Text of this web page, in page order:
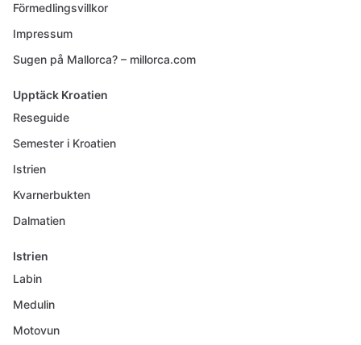
Förmedlingsvillkor
Impressum
Sugen på Mallorca? – millorca.com
Upptäck Kroatien
Reseguide
Semester i Kroatien
Istrien
Kvarnerbukten
Dalmatien
Istrien
Labin
Medulin
Motovun